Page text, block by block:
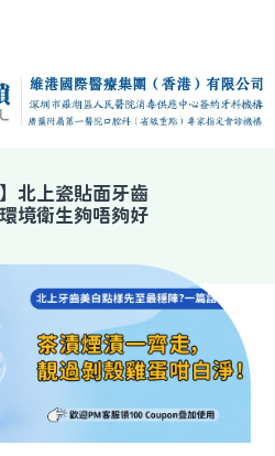
】 北上瓷貼面牙齒
境衛生夠唔夠好